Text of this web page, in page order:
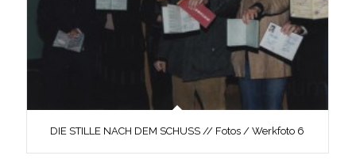
DIE STILLE NACH DEM SCHUSS // Fotos / Werkfoto 6